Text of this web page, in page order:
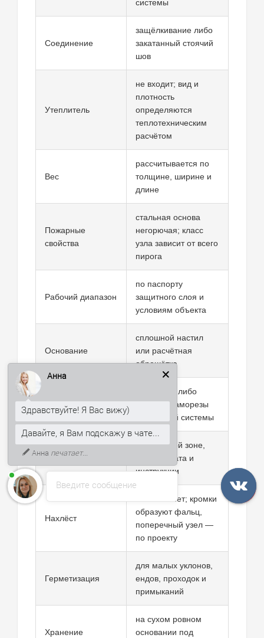
системы
Соединение
защёлкивание либо
закатанный стоячий
шов
Утеплитель
не входит; вид и
плотность
определяются
теплотехническим
расчётом
Вес
рассчитывается по
толщине, ширине и
длине
Пожарные
свойства
стальная основа
негорючая; класс
узла зависит от всего
пирога
Рабочий диапазон
по паспорту
защитного слоя и
условиям объекта
Основание
сплошной настил
или расчётная
обрешётка
Фиксация
кляммеры либо
скрытые саморезы
выбранной системы
Шаг крепления
по ветровой зоне,
участку ската и
инструкции
Нахлёст
бокового нет; кромки
образуют фальц,
поперечный узел —
по проекту
Герметизация
для малых уклонов,
ендов, проходок и
примыканий
Хранение
на сухом ровном
основании под
Введите сообщение
Здравствуйте! Я Вас вижу)
Давайте, я Вам подскажу в чате...
К тому же, могу рассказать, как
получить скидку 5% на первый
заказ.